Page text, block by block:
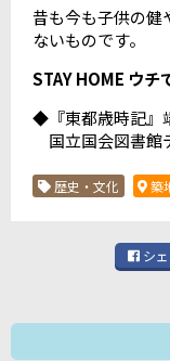
昔も今も子供の健
ないものです。
STAY HOME ウチ
◆『東都歳時記』
国立国会図書館
歴史・文化 築
シェ